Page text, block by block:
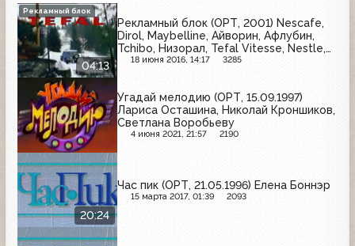
04:13
Рекламный блок (ОРТ, 2001) Nescafe,
Dirol, Maybelline, Айворин, Афлубин,
Tchibo, Низорал, Tefal Vitesse, Nestle,
Pepsodent, Vitrum Calcium
18 июня 2016, 14:17 3285
Рекламный блок
Угадай мелодию (ОРТ, 15.09.1997)
Лариса Осташина, Николай Кроншиков,
Светлана Воробьеву
4 июня 2021, 21:57 2190
20:24
Час пик (ОРТ, 21.05.1996) Елена Боннэр
15 марта 2017, 01:39 2093